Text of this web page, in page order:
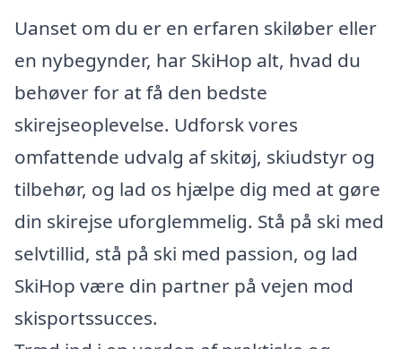
Uanset om du er en erfaren skiløber eller
en nybegynder, har SkiHop alt, hvad du
behøver for at få den bedste
skirejseoplevelse. Udforsk vores
omfattende udvalg af skitøj, skiudstyr og
tilbehør, og lad os hjælpe dig med at gøre
din skirejse uforglemmelig. Stå på ski med
selvtillid, stå på ski med passion, og lad
SkiHop være din partner på vejen mod
skisportssucces.